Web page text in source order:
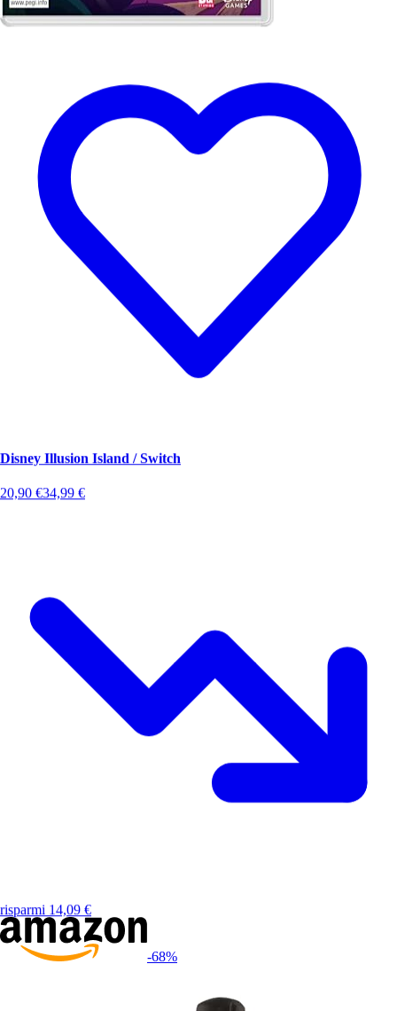
Disney Illusion Island / Switch
20,90 €34,99 €
risparmi 14,09 €
-68%